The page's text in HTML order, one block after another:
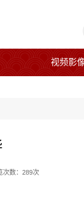
视频影
次数：289次